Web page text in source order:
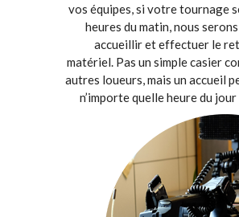
vos équipes, si votre tournage
heures du matin, nous
accueillir et effectuer le
matériel. Pas un simple casier
autres loueurs, mais un accueil
n’importe quelle heure du